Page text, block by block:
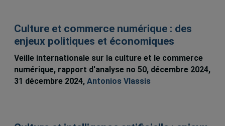
Culture et commerce numérique : des
enjeux politiques et économiques
Veille internationale sur la culture et le commerce
numérique, rapport d'analyse no 50, décembre 2024,
31 décembre 2024, Antonios Vlassis